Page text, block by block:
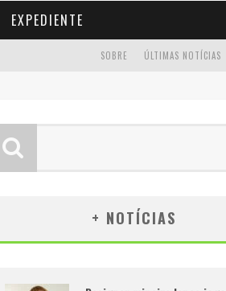
EXPEDIENTE
ÚLTIMAS NOTÍCIAS
SOBRE
+ NOTÍCIAS